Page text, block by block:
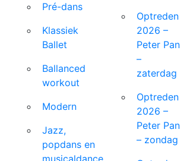
Pré-dans
Klassiek
Ballet
Ballanced
workout
Modern
Jazz,
popdans en
musicaldance
Optreden
2026 –
Peter Pan
–
zaterdag
Optreden
2026 –
Peter Pan
– zondag